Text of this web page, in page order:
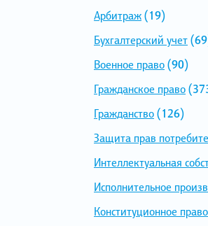
Арбитраж(19)
Бухгалтерский учет
Военное право(90)
Гражданское право
Гражданство(126)
Защита прав
Интеллектуальная
Исполнительное
Конституционное право